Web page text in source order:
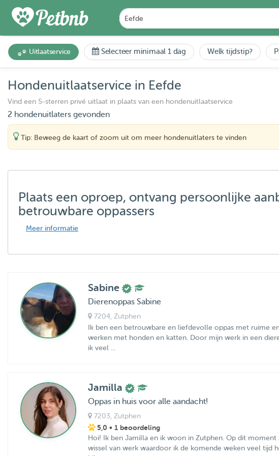
Uitlaatservice Selecteer minimaal 1 dag Welk tijdstip?
Hondenuitlaatservice in Eefde
Vind een 5-sterren privé uitlaat in plaats van een hondenuitlaatservice
2 hondenuitlaters gevonden
Tip: Beweeg de kaart of zoom uit om meer hondenuitlaters te vinden
Plaats een oproep, ontvang persoonlijke
betrouwbare oppassers
Meer informatie
Sabine
Dierenoppas Sabine
7204, Zutphen
Ik ben een betrouwbare en liefdevolle oppas met ruime
werken met honden en katten. Door mijn werk in een
ik veel ...
Jamilla
Oppas in huis voor alle aandacht!
7203 , Zutphen
5,0 • 1 beoordeling
Hoi! Ik ben Jamilla en ik woon in Zutphen. Op dit moment
wissel van werk waardoor ik de komende weken veel tijd